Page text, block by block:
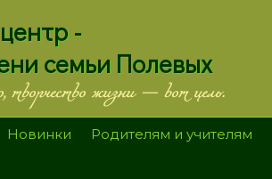
-
семьи Полевых
творчество жизни — вот цель.
Новинки Родителям и учителям